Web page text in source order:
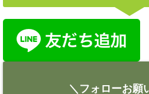
＼フォローお願